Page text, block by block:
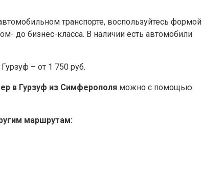
транспорте, воспользуйтесь формой
до бизнес-класса. В наличии есть автомобили
– от 1 750 руб.
в Гурзуф из Симферополя можно с помощью
маршрутам: